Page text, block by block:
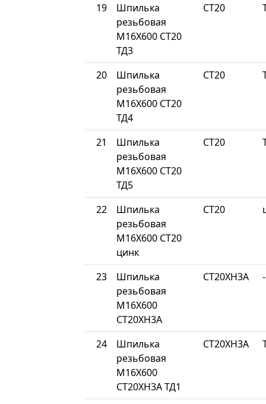
19
Шпилька
резьбовая
М16Х600 СТ20
ТД3
СТ20
20
Шпилька
резьбовая
М16Х600 СТ20
ТД4
СТ20
21
Шпилька
резьбовая
М16Х600 СТ20
ТД5
СТ20
22
Шпилька
резьбовая
М16Х600 СТ20
цинк
СТ20
23
Шпилька
резьбовая
М16Х600
СТ20ХН3А
СТ20ХН3А -
24
Шпилька
резьбовая
М16Х600
СТ20ХН3А ТД1
СТ20ХН3А